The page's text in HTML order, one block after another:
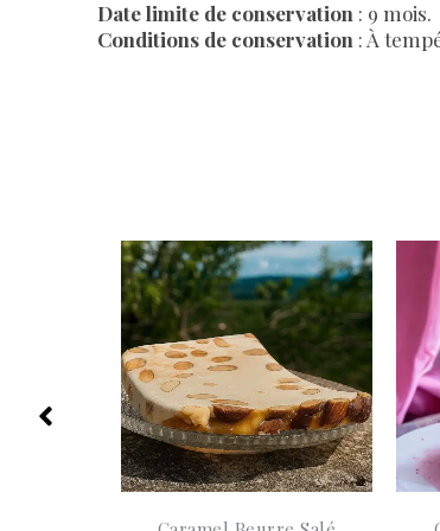
Date limite de conservation : 9 mois.
Conditions de conservation : À